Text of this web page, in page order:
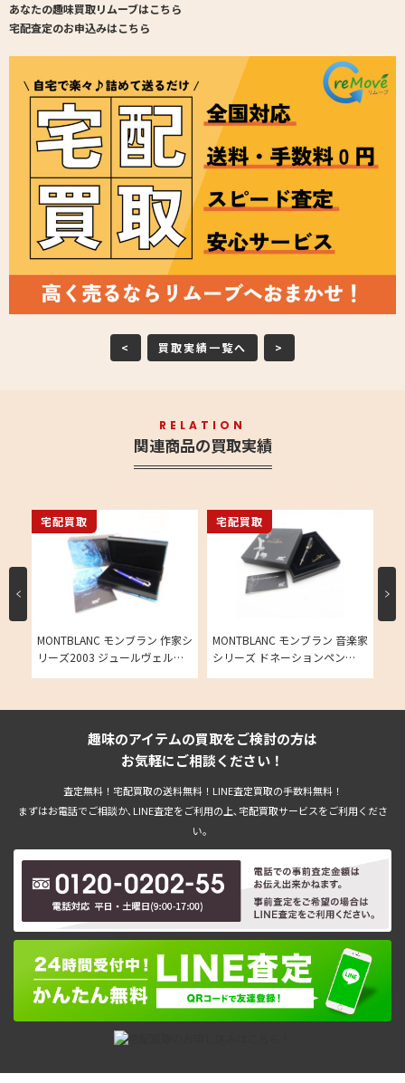
あなたの趣味買取リムーブはこちら
宅配査定のお申込みはこちら
< 買取実績一覧へ >
RELATION
関連商品の買取実績
MONTBLANC モンブラン 作家シ
リーズ2003 ジュールヴェルヌ
宅配買取
MONTBLANC モンブラン 音楽家
シリーズ ドネーションペン
宅配買取
趣味のアイテムの買取をご検討の方は
お気軽にご相談ください！
査定無料！宅配買取の送料無料！LINE査定買取の手数料無料！
まずはお電話でご相談か､LINE査定をご利用の上､宅配買取サービスをご利用くださ
い。